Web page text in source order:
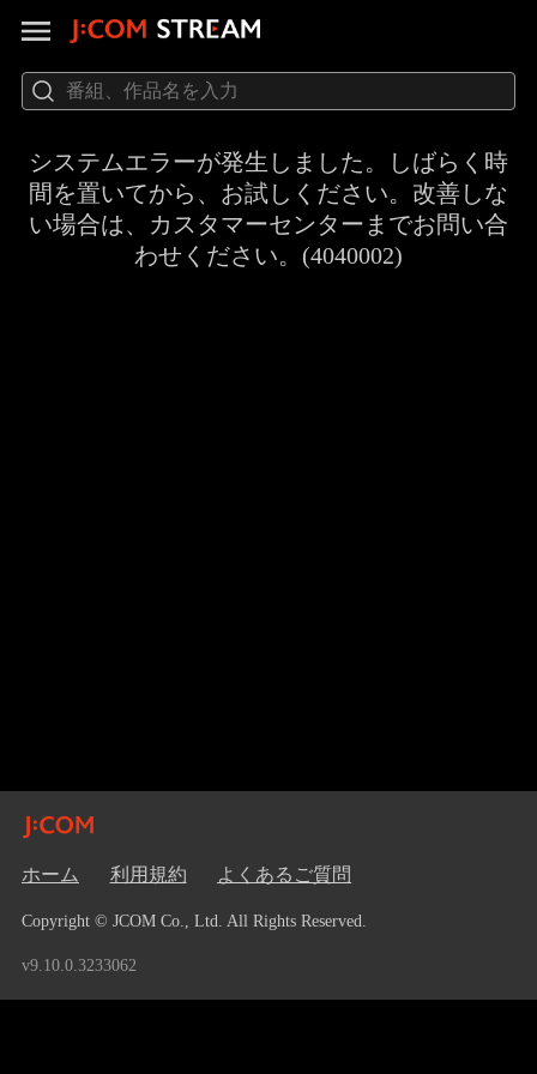
システムエラーが発生しました。しばらく時
間を置いてから、お試しください。改善しな
い場合は、カスタマーセンターまでお問い合
わせください。(4040002)
ホーム 利用規約 よくあるご質問
Copyright © JCOM Co., Ltd. All Rights Reserved.
v9.10.0.3233062